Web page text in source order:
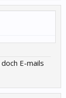
E-mails